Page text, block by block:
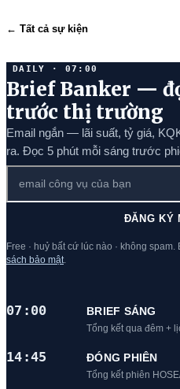
← Tất cả sự kiện
DAILY · 07:00
Brief Banker —
trước thị trường
Email ngắn — lãi suất, tỷ giá,
ra. Đọc 5 phút mỗi sáng trước
ĐĂNG KÝ
Free · huỷ bất cứ lúc nào · không
sách bảo mật
07:00 BRIEF SÁNG
Tổng kết qua đêm +
14:45 ĐÓNG PHIÊN
Tổng kết phiên